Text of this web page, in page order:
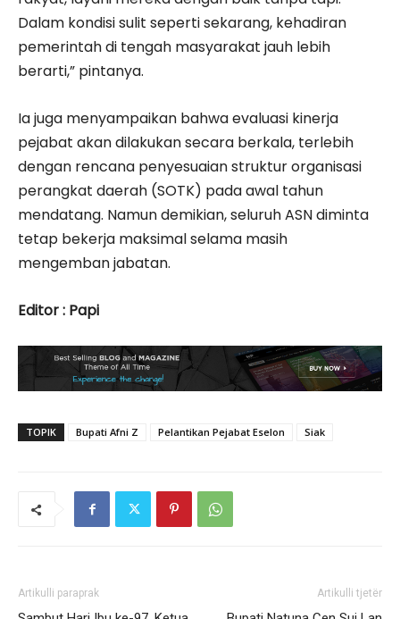
Dalam kondisi sulit seperti sekarang, kehadiran
pemerintah di tengah masyarakat jauh lebih
berarti,” pintanya.
Ia juga menyampaikan bahwa evaluasi kinerja
pejabat akan dilakukan secara berkala, terlebih
dengan rencana penyesuaian struktur organisasi
perangkat daerah (SOTK) pada awal tahun
mendatang. Namun demikian, seluruh ASN diminta
tetap bekerja maksimal selama masih
mengemban jabatan.
Editor : Papi
TOPIK Bupati Afni Z Pelantikan Pejabat Eselon Siak
Artikulli paraprak Artikulli tjetër